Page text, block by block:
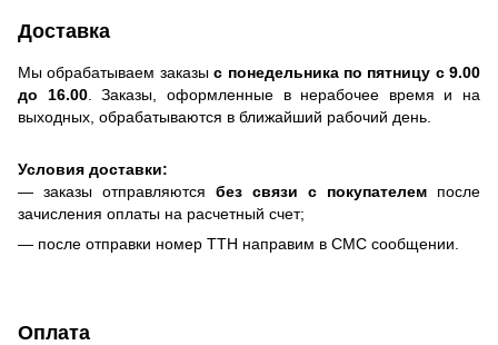
Доставка
Мы обрабатываем заказыс понедельника по пятницу с 9.00
до 16.00. Заказы, оформленные в нерабочее время и на
выходных, обрабатываются в ближайший рабочий день.
Условия доставки:
— заказы отправляются без связи с покупателем после
зачисления оплаты на расчетный счет;
— после отправки номер ТТН направим в СМС сообщении.
Оплата